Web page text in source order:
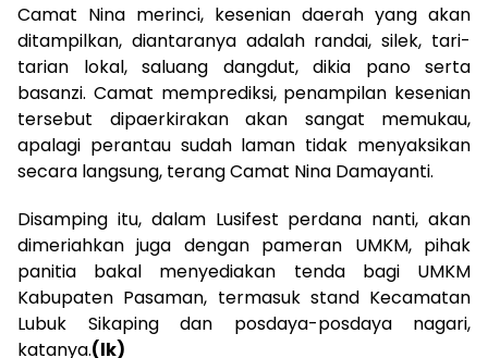
Camat Nina merinci, kesenian daerah yang akan
ditampilkan, diantaranya adalah randai, silek, tari-
tarian lokal, saluang dangdut, dikia pano serta
basanzi. Camat memprediksi, penampilan kesenian
tersebut dipaerkirakan akan sangat memukau,
apalagi perantau sudah laman tidak menyaksikan
secara langsung, terang Camat Nina Damayanti.
Disamping itu, dalam Lusifest perdana nanti, akan
dimeriahkan juga dengan pameran UMKM, pihak
panitia bakal menyediakan tenda bagi UMKM
Kabupaten Pasaman, termasuk stand Kecamatan
Lubuk Sikaping dan posdaya-posdaya nagari,
katanya.(lk)